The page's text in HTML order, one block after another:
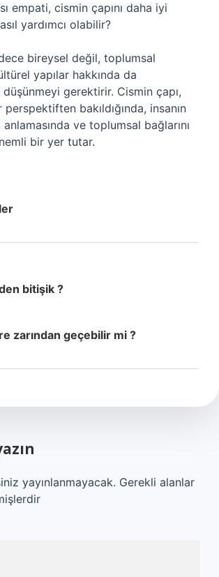
empati, cismin çapını daha iyi
yardımcı olabilir?
bireysel değil, toplumsal
yapılar hakkında da
gerektirir. Cismin çapı,
bakıldığında, insanın
anlamasında ve toplumsal bağlarını
bir yer tutar.
bitişik ?
zarından geçebilir mi ?
yayınlanmayacak. Gerekli alanlar